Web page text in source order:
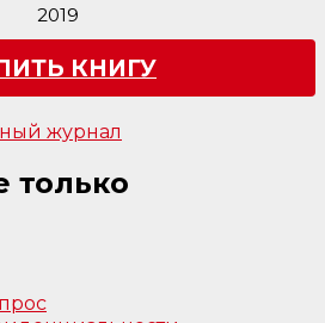
2019
КНИГУ
только